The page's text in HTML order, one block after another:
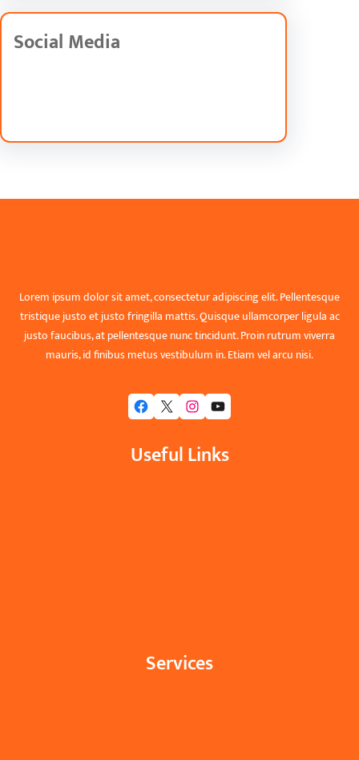
Social Media
Lorem ipsum dolor sit amet, consectetur adipiscing elit. Pellentesque
tristique justo et justo fringilla mattis. Quisque ullamcorper ligula ac
justo faucibus, at pellentesque nunc tincidunt. Proin rutrum viverra
mauris, id finibus metus vestibulum in. Etiam vel arcu nisi.
Facebook X Instagram YouTube
Useful Links
Services